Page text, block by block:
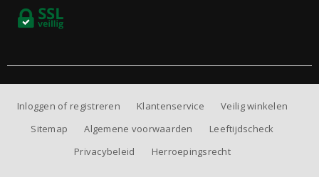
Inloggen of registreren Klantenservice
Veilig winkelen
Sitemap
Algemene voorwaarden
Leeftijdscheck
Privacybeleid
Herroepingsrecht